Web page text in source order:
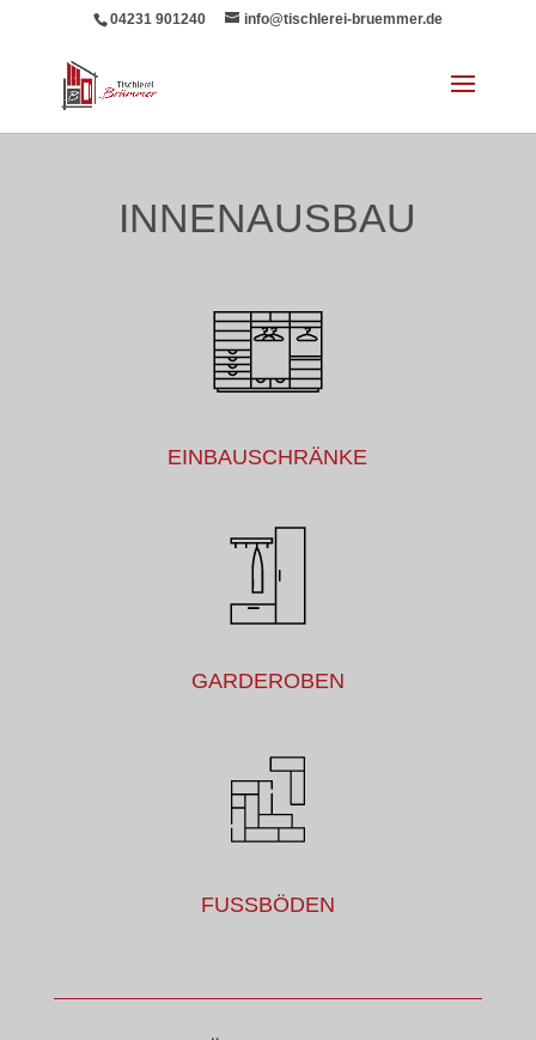
04231 901240 info@tischlerei-bruemmer.de
INNENAUSBAU
EINBAUSCHRÄNKE
GARDEROBEN
FUSSBÖDEN